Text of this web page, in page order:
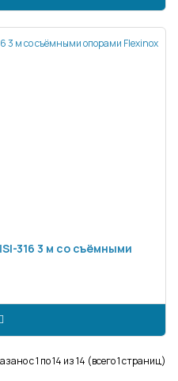
316 3 м со съёмными
с 1 по 14 из 14 (всего 1 страниц)